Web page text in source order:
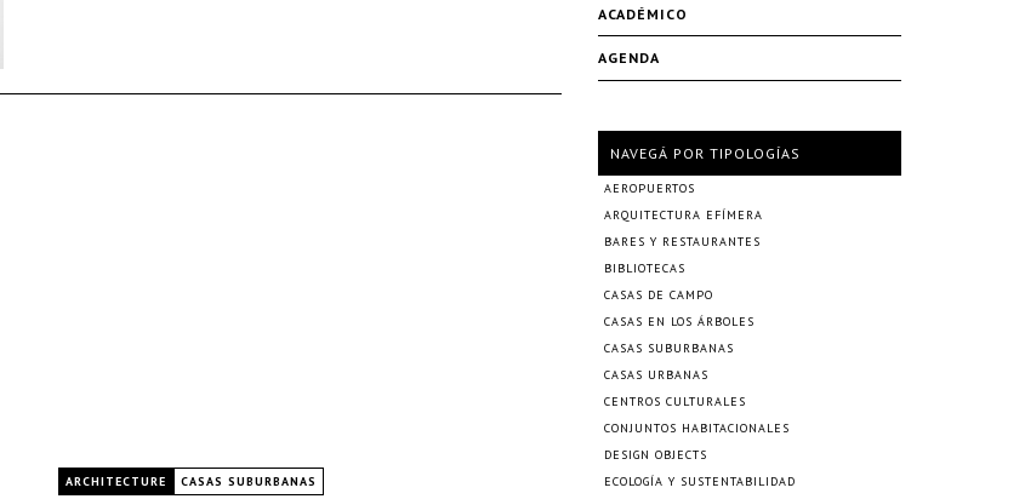
ARCHITECTURE CASAS SUBURBANAS
ACADÉMICO
AGENDA
NAVEGÁ POR TIPOLOGÍAS
AEROPUERTOS
ARQUITECTURA EFÍMERA
BARES Y RESTAURANTES
BIBLIOTECAS
CASAS DE CAMPO
CASAS EN LOS ÁRBOLES
CASAS SUBURBANAS
CASAS URBANAS
CENTROS CULTURALES
CONJUNTOS HABITACIONALES
DESIGN OBJECTS
ECOLOGÍA Y SUSTENTABILIDAD